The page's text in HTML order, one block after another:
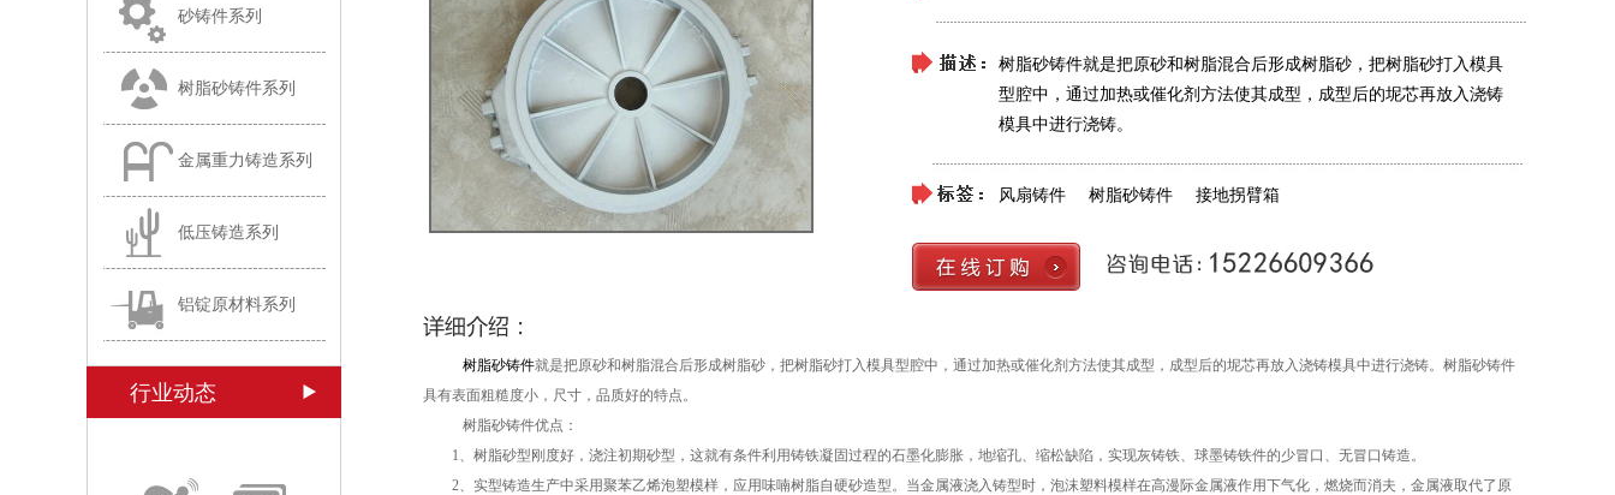
砂铸件系列
树脂砂铸件系列
金属重力铸造系列
低压铸造系列
铝锭原材料系列
行业动态
树脂砂铸件就是把原砂和树脂混合后形成树脂砂，把树脂砂打入模具
型腔中，通过加热或催化剂方法使其成型，成型后的坭芯再放入浇铸
模具中进行浇铸。
风扇铸件 树脂砂铸件 接地拐臂箱
树脂砂铸件就是把原砂和树脂混合后形成树脂砂，把树脂砂打入模具型腔中，通过加热或催化剂方法使其成型，成型后的坭芯再放入浇铸模具中进行浇铸。树脂砂铸件
具有表面粗糙度小，尺寸，品质好的特点。
树脂砂铸件优点：
1、树脂砂型刚度好，浇注初期砂型，这就有条件利用铸铁凝固过程的石墨化膨胀，地缩孔、缩松缺陷，实现灰铸铁、球墨铸铁件的少冒口、无冒口铸造。
2、实型铸造生产中采用聚苯乙烯泡塑模样，应用味喃树脂自硬砂造型。当金属液浇入铸型时，泡沫塑料模样在高漫际金属液作用下气化，燃烧而消夫，金属液取代了原